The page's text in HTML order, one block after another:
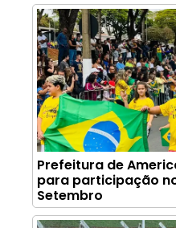
Prefeitura de
para participação
Setembro